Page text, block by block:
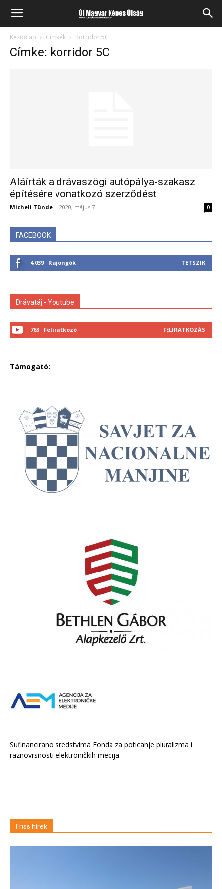
Kezdőlap Címkék Korridor 5C
Címke: korridor 5C
Aláírták a drávaszögi autópálya-szakasz
építésére vonatkozó szerződést
Micheli Tünde - 2020, május 7. 0
FACEBOOK
4,039 Rajongók TETSZIK
Drávatáj - Youtube
763 Feliratkozó FELIRATKOZÁS
Támogató:
Sufinancirano sredstvima Fonda za poticanje pluralizma i
raznovrsnosti elektroničkih medija.
Friss hírek